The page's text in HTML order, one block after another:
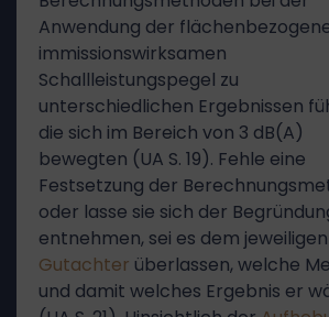
Anwendung der
immissionswirksamen
Schallleistungspegel zu
unterschiedlichen Ergebnissen
die sich im Bereich von 3 dB(A)
bewegten (UA S. 19). Fehle eine
Festsetzung der
oder lasse sie sich der
entnehmen, sei es dem jeweiligen
Gutachter überlassen, welche
und damit welches Ergebnis er